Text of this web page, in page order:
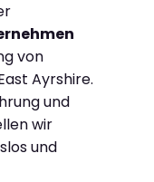
von
Ayrshire.
und
wir
und